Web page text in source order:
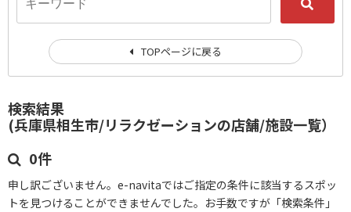
検索結果
(兵庫県相生市/リラクゼーションの店舗/施設一覧）
0件
申し訳ございません。e-navitaではご指定の条件に該当するスポッ
トを見つけることができませんでした。お手数ですが「検索条件」
TOPページに戻る